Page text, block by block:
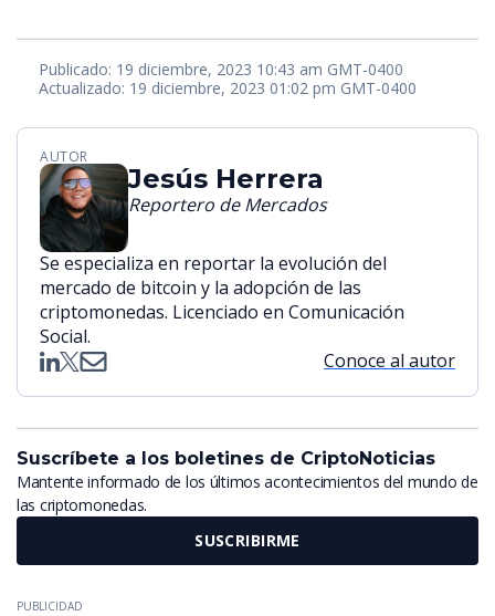
Publicado: 19 diciembre, 2023 10:43 am GMT-0400
Actualizado: 19 diciembre, 2023 01:02 pm GMT-0400
AUTOR
Jesús Herrera
Reportero de Mercados
Se especializa en reportar la evolución del
mercado de bitcoin y la adopción de las
criptomonedas. Licenciado en Comunicación
Social.
Conoce al autor
Suscríbete a los boletines de CriptoNoticias
Mantente informado de los últimos acontecimientos del mundo de
las criptomonedas.
SUSCRIBIRME
PUBLICIDAD